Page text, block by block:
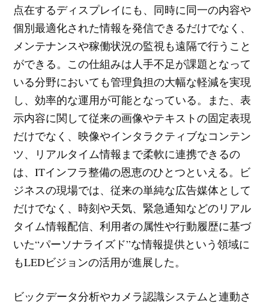
点在するディスプレイにも、同時に同一の内容や
個別最適化された情報を発信できるだけでなく、
メンテナンスや稼働状況の監視も遠隔で行うこと
ができる。この仕組みは人手不足が課題となって
いる分野においても管理負担の大幅な軽減を実現
し、効率的な運用が可能となっている。また、表
示内容に関して従来の画像やテキストの固定表現
だけでなく、映像やインタラクティブなコンテン
ツ、リアルタイム情報まで柔軟に連携できるの
は、ITインフラ整備の恩恵のひとつといえる。ビ
ジネスの現場では、従来の単純な広告媒体として
だけでなく、時刻や天気、緊急通知などのリアル
タイム情報配信、利用者の属性や行動履歴に基づ
いた“パーソナライズド”な情報提供という領域に
もLEDビジョンの活用が進展した。
ビックデータ分析やカメラ認識システムと連動さ